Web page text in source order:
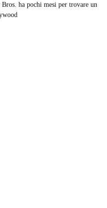
ha pochi mesi per trovare un